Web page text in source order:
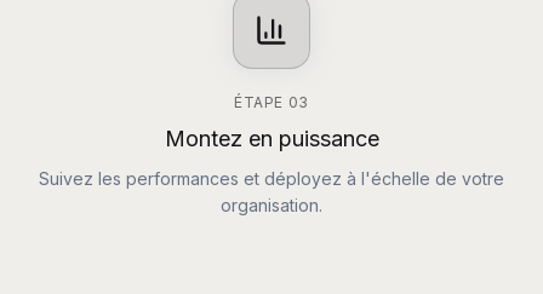
ÉTAPE 03
Montez en puissance
Suivez les performances et déployez à l'échelle de votre
organisation.